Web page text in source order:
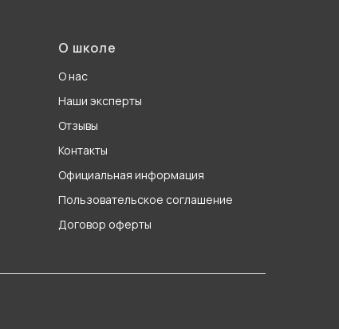
О школе
О нас
Наши эксперты
Отзывы
Контакты
Официальная информация
Пользовательское соглашение
Договор оферты